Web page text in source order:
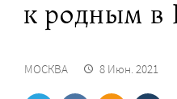
к родным в
МОСКВА 8 Июн. 2021